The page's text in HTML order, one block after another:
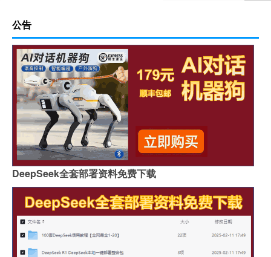
公告
DeepSeek全套部署资料免费下载